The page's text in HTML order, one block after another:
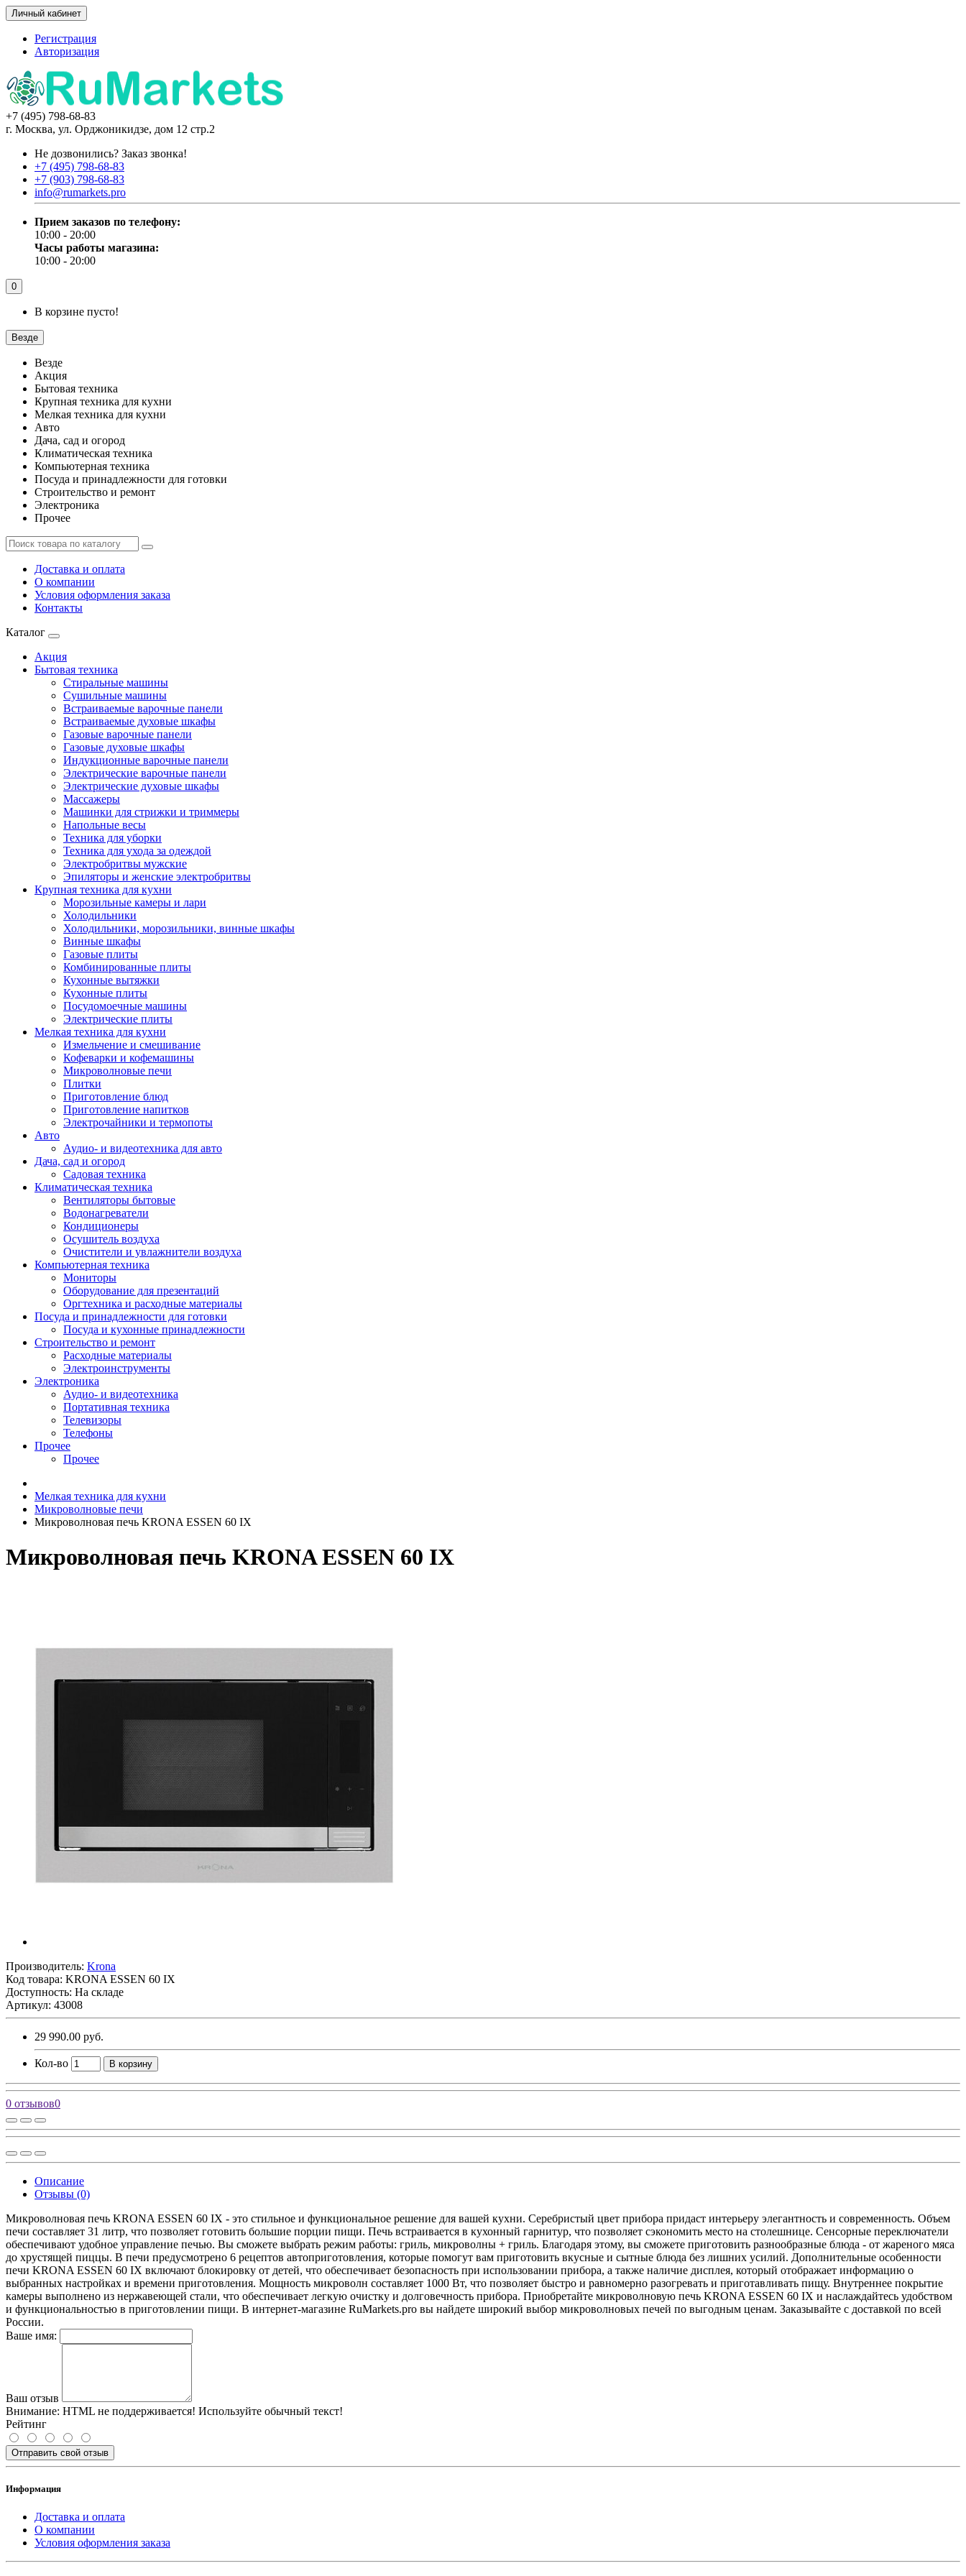
Личный кабинет
Регистрация
Авторизация
+7 (495) 798-68-83
г. Москва, ул. Орджоникидзе, дом 12 стр.2
Не дозвонились? Заказ звонка!
+7 (495) 798-68-83
+7 (903) 798-68-83
info@rumarkets.pro
Прием заказов по телефону:
10:00 - 20:00
Часы работы магазина:
10:00 - 20:00
0
В корзине пусто!
Везде
Везде
Акция
Бытовая техника
Крупная техника для кухни
Мелкая техника для кухни
Авто
Дача, сад и огород
Климатическая техника
Компьютерная техника
Посуда и принадлежности для готовки
Строительство и ремонт
Электроника
Прочее
Доставка и оплата
О компании
Условия оформления заказа
Контакты
Каталог
Акция
Бытовая техника
Стиральные машины
Сушильные машины
Встраиваемые варочные панели
Встраиваемые духовые шкафы
Газовые варочные панели
Газовые духовые шкафы
Индукционные варочные панели
Электрические варочные панели
Электрические духовые шкафы
Массажеры
Машинки для стрижки и триммеры
Напольные весы
Техника для уборки
Техника для ухода за одеждой
Электробритвы мужские
Эпиляторы и женские электробритвы
Крупная техника для кухни
Морозильные камеры и лари
Холодильники
Холодильники, морозильники, винные шкафы
Винные шкафы
Газовые плиты
Комбинированные плиты
Кухонные вытяжки
Кухонные плиты
Посудомоечные машины
Электрические плиты
Мелкая техника для кухни
Измельчение и смешивание
Кофеварки и кофемашины
Микроволновые печи
Плитки
Приготовление блюд
Приготовление напитков
Электрочайники и термопоты
Авто
Аудио- и видеотехника для авто
Дача, сад и огород
Садовая техника
Климатическая техника
Вентиляторы бытовые
Водонагреватели
Кондиционеры
Осушитель воздуха
Очистители и увлажнители воздуха
Компьютерная техника
Мониторы
Оборудование для презентаций
Оргтехника и расходные материалы
Посуда и принадлежности для готовки
Посуда и кухонные принадлежности
Строительство и ремонт
Расходные материалы
Электроинструменты
Электроника
Аудио- и видеотехника
Портативная техника
Телевизоры
Телефоны
Прочее
Прочее
Мелкая техника для кухни
Микроволновые печи
Микроволновая печь KRONA ESSEN 60 IX
Микроволновая печь KRONA ESSEN 60 IX
Производитель: Krona
Код товара: KRONA ESSEN 60 IX
Доступность: На складе
Артикул: 43008
29 990.00 руб.
Кол-во В корзину
0 отзывов0
Описание
Отзывы (0)
Микроволновая печь KRONA ESSEN 60 IX - это стильное и функциональное решение для вашей кухни. Серебристый цвет прибора придаст интерьеру элегантность и современность. Объем
печи составляет 31 литр, что позволяет готовить большие порции пищи. Печь встраивается в кухонный гарнитур, что позволяет сэкономить место на столешнице. Сенсорные переключатели
обеспечивают удобное управление печью. Вы сможете выбрать режим работы: гриль, микроволны + гриль. Благодаря этому, вы сможете приготовить разнообразные блюда - от жареного мяса
до хрустящей пиццы. В печи предусмотрено 6 рецептов автоприготовления, которые помогут вам приготовить вкусные и сытные блюда без лишних усилий. Дополнительные особенности
печи KRONA ESSEN 60 IX включают блокировку от детей, что обеспечивает безопасность при использовании прибора, а также наличие дисплея, который отображает информацию о
выбранных настройках и времени приготовления. Мощность микроволн составляет 1000 Вт, что позволяет быстро и равномерно разогревать и приготавливать пищу. Внутреннее покрытие
камеры выполнено из нержавеющей стали, что обеспечивает легкую очистку и долговечность прибора. Приобретайте микроволновую печь KRONA ESSEN 60 IX и наслаждайтесь удобством
и функциональностью в приготовлении пищи. В интернет-магазине RuMarkets.pro вы найдете широкий выбор микроволновых печей по выгодным ценам. Заказывайте с доставкой по всей
России.
Ваше имя:
Ваш отзыв
Внимание: HTML не поддерживается! Используйте обычный текст!
Рейтинг
Отправить свой отзыв
Информация
Доставка и оплата
О компании
Условия оформления заказа